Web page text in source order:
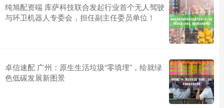
纯旭配资端 库萨科技联合发起行业首个无人驾驶
与环卫机器人专委会，担任副主任委员单位！
卓信速配 广州：原生生活垃圾“零填埋”，绘就绿
色低碳发展新图景